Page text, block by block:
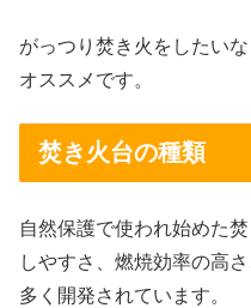
がっつり焚き火をしたい
オススメです。
焚き火台の種類
自然保護で使われ始めた
しやすさ、燃焼効率の高
多く開発されています。